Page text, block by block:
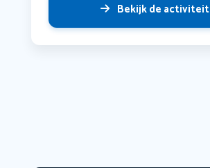
Bekijk de activiteit